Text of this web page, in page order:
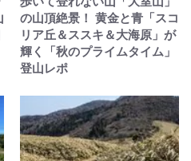
の山頂絶景！ 黄金と青「スコ
リア丘＆ススキ＆大海原」が
輝く「秋のプライムタイム」
登山レポ